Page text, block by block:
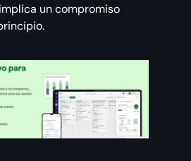
un compromiso